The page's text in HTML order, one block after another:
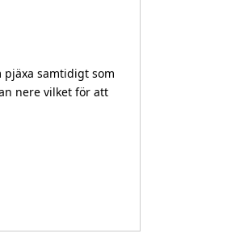
samtidigt som
nere vilket för att